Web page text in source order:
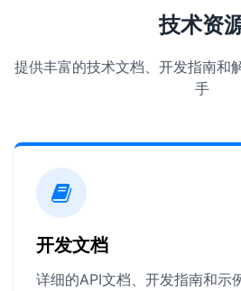
技术资
提供丰富的技术文档、开发指南和
手
开发文档
详细的API文档、开发指南和示